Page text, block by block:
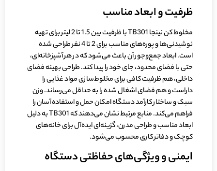
ظرفیت و ابعاد مناسب
مخلوط کن نینجا TB301 با ظرفیت بین 1.5 تا 2 لیتر برای تهیه
نوشیدنی‌ها و پوره‌های مناسب برای 2 تا 4 نفر طراحی شده
است. ابعاد جمع‌وجور آن باعث می‌شود که در هر آشپزخانه‌ای،
حتی با فضای محدود، جای خود را پیدا کند. طراحی بهینه فضای
داخلی، هم ظرفیت کافی برای مخلوط‌سازی مواد غذایی را
داراست و هم فضای اشغال شده را به حداقل می‌رساند. وزن
سبک و ساختار کارآمد دستگاه امکان حمل و استفاده آسان را
فراهم می‌کند. منابع مرتبط نشان می‌دهند که TB301 به دلیل
ابعاد مناسب و طراحی مدرن، گزینه‌ای ایده‌آل برای خانه‌های
کوچک و دفاتر کاری محسوب می‌شود.
ایمنی و ویژگی‌های حفاظتی دستگاه